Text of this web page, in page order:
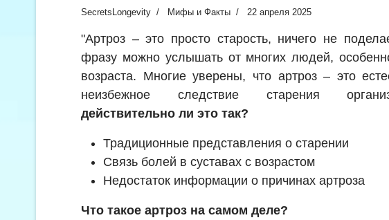
SecretsLongevity Мифы и Факты 22 апреля 2025
"Артроз – это просто старость, ничего не
фразу можно услышать от многих людей,
возраста. Многие уверены, что артроз – это
неизбежное следствие старения
действительно ли это так?
Традиционные представления о старении
Связь болей в суставах с возрастом
Недостаток информации о причинах артроза
Что такое артроз на самом деле?